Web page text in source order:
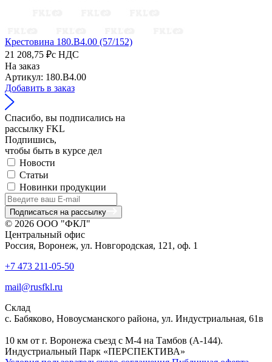
Крестовина 180.B4.00 (57/152)
21 208,75 ₽с НДС
На заказ
Артикул: 180.B4.00
Добавить в заказ
Спасибо, вы подписались на
рассылку FKL
Подпишись,
чтобы быть в курсе дел
Новости
Статьи
Новинки продукции
Подписаться на рассылку
© 2026 ООО "ФКЛ"
Центральный офис
Россия, Воронеж, ул. Новгородская, 121, оф. 1
+7 473 211-05-50
mail@rusfkl.ru
Склад
с. Бабяково, Новоусманского района, ул. Индустриальная, 61в
10 км от г. Воронежа съезд с М-4 на Тамбов (А-144).
Индустриальный Парк «ПЕРСПЕКТИВА»